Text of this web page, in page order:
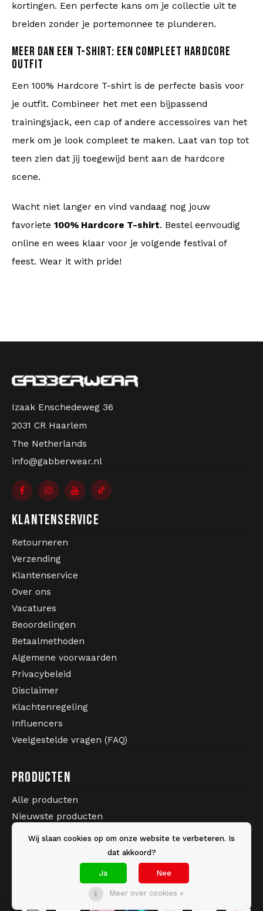
kortingen. Een perfecte kans om je collectie uit te
breiden zonder je portemonnee te plunderen.
MEER DAN EEN T-SHIRT: EEN COMPLEET HARDCORE
OUTFIT
Een 100% Hardcore T-shirt is de perfecte basis voor
je outfit. Combineer het met een bijpassend
trainingsjack, een cap of andere accessoires van het
merk om je look compleet te maken. Laat van top tot
teen zien dat jij toegewijd bent aan de hardcore
scene.
Wacht niet langer en vind vandaag nog jouw
favoriete 100% Hardcore T-shirt. Bestel eenvoudig
online en wees klaar voor je volgende festival of
feest. Wear it with pride!
Izaak Enschedeweg 36
2031 CR Haarlem
The Netherlands
info@gabberwear.nl
KLANTENSERVICE
Retourneren
Verzending
Klantenservice
Over ons
Vacatures
Beoordelingen
Betaalmethoden
Algemene voorwaarden
Privacybeleid
Disclaimer
Klachtenregeling
Influencers
Veelgestelde vragen (FAQ)
PRODUCTEN
Alle producten
Nieuwste producten
Wij slaan cookies op om onze website te verbeteren. Is
dat akkoord?
Ja Nee
Meer over cookies »